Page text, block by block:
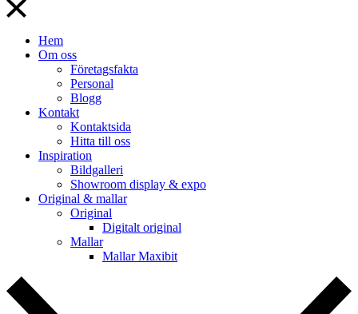
Hem
Om oss
Företagsfakta
Personal
Blogg
Kontakt
Kontaktsida
Hitta till oss
Inspiration
Bildgalleri
Showroom display & expo
Original & mallar
Original
Digitalt original
Mallar
Mallar Maxibit